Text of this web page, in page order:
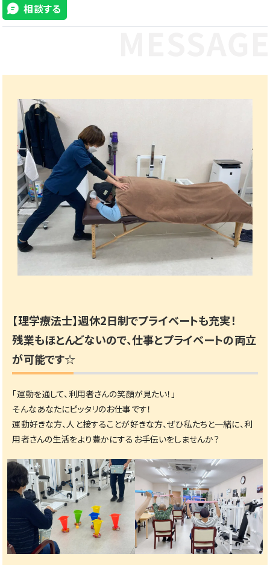
機能訓練指導員(理学療法士)募集◎
相談する
【理学療法士】週休2日制でプライベートも充実！
残業もほとんどないので、仕事とプライベートの両立
が可能です☆
「運動を通して、利用者さんの笑顔が見たい！」
そんなあなたにピッタリのお仕事です！
運動好きな方、人と接することが好きな方、ぜひ私たちと一緒に、利
用者さんの生活をより豊かにするお手伝いをしませんか？